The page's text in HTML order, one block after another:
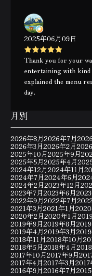
2025年06月09日
Thank you for your
entertaining with
explained the menu
day.
月別
2026年8月2026年7月
2026年3月2026年2月
2025年10月2025年9月
2025年5月2025年4月
2024年12月2024年11月
2024年7月2024年6月
2024年2月2023年12月
2023年7月2023年6月
2022年9月2022年7月
2021年3月2021年1月
2020年2月2020年1月
2019年9月2019年8月
2019年4月2019年3月
2018年11月2018年10月
2018年5月2018年4月
2017年10月2017年9月
2017年4月2017年3月
2016年9月2016年7月